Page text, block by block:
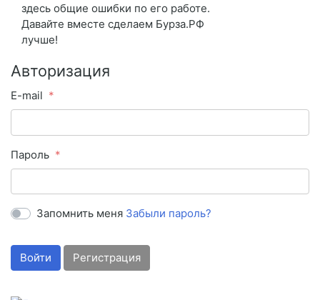
здесь общие ошибки по его работе.
Давайте вместе сделаем Бурза.РФ
лучше!
Авторизация
E-mail
Пароль
Запомнить меня Забыли пароль?
Войти Регистрация